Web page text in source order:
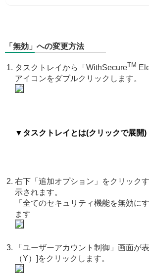
「無効」への変更方法
タスクトレイから「WithSecureTM
アイコンをダブルクリックします。
▼タスクトレイとは(クリックで展開)
右下「追加オプション」をクリック
示されます。
「全てのセキュリティ機能を無効に
ます
「ユーザーアカウント制御」画面が
（Y）]をクリックします。